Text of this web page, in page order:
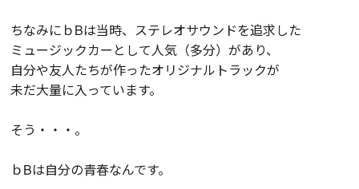
ちなみにｂBは当時、ステレオサウンドを追求した
ミュージックカーとして人気（多分）があり、
自分や友人たちが作ったオリジナルトラックが
未だ大量に入っています。
そう・・・。
ｂBは自分の青春なんです。